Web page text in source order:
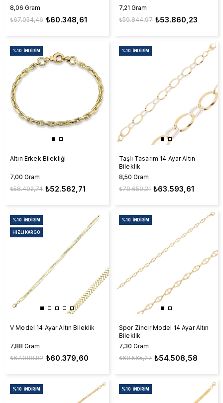
8,06 Gram
₺60.348,61
₺67.054,46
7,21 Gram
₺53.860,23
₺59.844,97
Altın Erkek Bilekliği
7,00 Gram
₺52.562,71
₺58.402,74
%10 İNDIRIM
Taşlı Tasarım 14 Ayar Altın
Bileklik
8,50 Gram
₺63.593,61
₺70.659,21
%10 İNDIRIM
V Model 14 Ayar Altın Bileklik
7,88 Gram
₺60.379,60
₺67.088,82
%10 İNDIRIM
HIZLI KARGO
Spor Zincir Model 14 Ayar Altın
Bileklik
7,30 Gram
₺54.508,58
₺60.565,27
%10 İNDIRIM
%10 İNDIRIM %10 İNDIRIM